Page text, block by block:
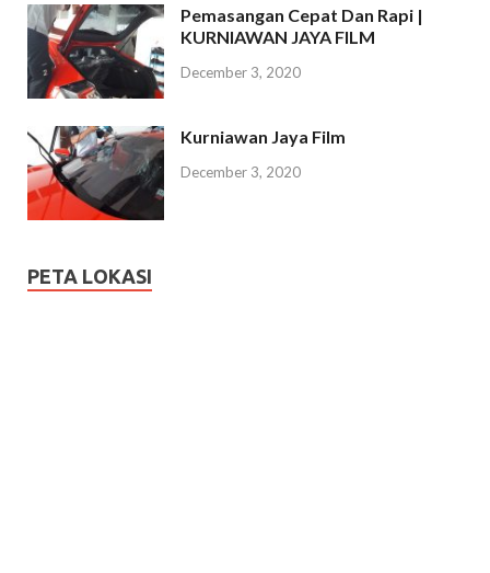
Pemasangan Cepat Dan Rapi |
KURNIAWAN JAYA FILM
December 3, 2020
Kurniawan Jaya Film
December 3, 2020
PETA LOKASI